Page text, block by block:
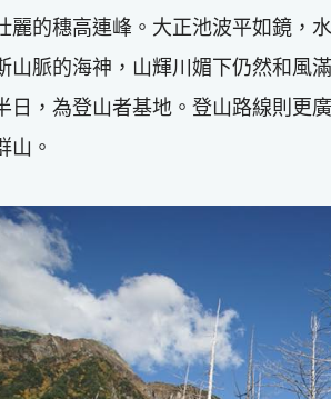
麗的穗高連峰。大正池波平如鏡，
山脈的海神，山輝川媚下仍然和風
日，為登山者基地。登山路線則更
山。